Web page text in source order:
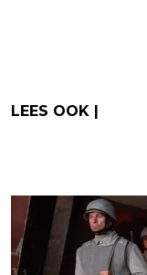
LEES OOK |